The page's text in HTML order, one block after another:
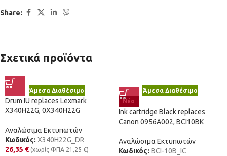
Share:
Σχετικά προϊόντα
Άμεσα Διαθέσιμο
Drum IU replaces Lexmark
X340H22G, 0X340H22G
Αναλώσιμα Εκτυπωτών
Κωδικός: X340H22G_DR
26,35 € (χωρίς ΦΠΑ 21,25 €)
Άμεσα Διαθέσιμο
Νέο
Ink cartridge Black replaces
Canon 0956A002, BCI10BK
Αναλώσιμα Εκτυπωτών
Κωδικός: BCI-10B_IC